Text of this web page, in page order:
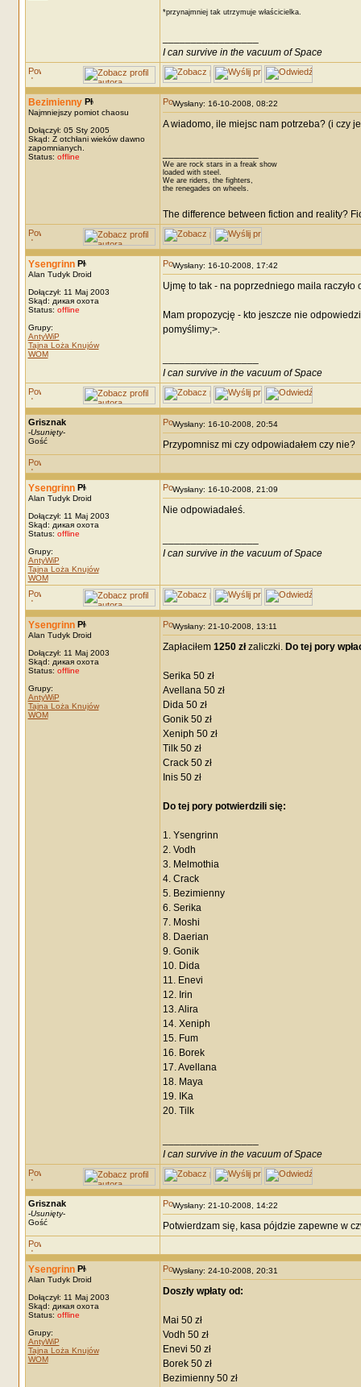
*przynajmniej tak utrzymuje właścicielka.
I can survive in the vacuum of Space
Bezimienny
Najmniejszy pomiot chaosu
Dołączył: 05 Sty 2005
Skąd: Z otchłani wieków dawno
zapomnianych.
Status: offline
Wysłany: 16-10-2008, 08:22
A wiadomo, ile miejsc nam potrzeba? (i czy
We are rock stars in a freak show
loaded with steel.
We are riders, the fighters,
the renegades on wheels.
The difference between fiction and reality?
Ysengrinn
Alan Tudyk Droid
Dołączył: 11 Maj 2003
Skąd: дикая охота
Status: offline
Grupy:
AntyWiP
Tajna Loża Knujów
WOM
Wysłany: 16-10-2008, 17:42
Ujmę to tak - na poprzedniego maila
Mam propozycję - kto jeszcze nie
pomyślimy;>.
I can survive in the vacuum of Space
Grisznak
-Usunięty-
Gość
Wysłany: 16-10-2008, 20:54
Przypomnisz mi czy odpowiadałem czy nie?
Ysengrinn
Alan Tudyk Droid
Dołączył: 11 Maj 2003
Skąd: дикая охота
Status: offline
Grupy:
AntyWiP
Tajna Loża Knujów
WOM
Wysłany: 16-10-2008, 21:09
Nie odpowiadałeś.
I can survive in the vacuum of Space
Ysengrinn
Alan Tudyk Droid
Dołączył: 11 Maj 2003
Skąd: дикая охота
Status: offline
Grupy:
AntyWiP
Tajna Loża Knujów
WOM
Wysłany: 21-10-2008, 13:11
Zapłaciłem 1250 złzaliczki. Do tej pory
Serika 50 zł
Avellana 50 zł
Dida 50 zł
Gonik 50 zł
Xeniph 50 zł
Tilk 50 zł
Crack 50 zł
Inis 50 zł
Do tej pory potwierdzili się:
1. Ysengrinn
2. Vodh
3. Melmothia
4. Crack
5. Bezimienny
6. Serika
7. Moshi
8. Daerian
9. Gonik
10. Dida
11. Enevi
12. Irin
13. Alira
14. Xeniph
15. Fum
16. Borek
17. Avellana
18. Maya
19. IKa
20. Tilk
I can survive in the vacuum of Space
Grisznak
-Usunięty-
Gość
Wysłany: 21-10-2008, 14:22
Potwierdzam się, kasa pójdzie zapewne w
Ysengrinn
Alan Tudyk Droid
Dołączył: 11 Maj 2003
Skąd: дикая охота
Status: offline
Grupy:
AntyWiP
Tajna Loża Knujów
WOM
Wysłany: 24-10-2008, 20:31
Doszły wpłaty od:
Mai 50 zł
Vodh 50 zł
Enevi 50 zł
Borek 50 zł
Bezimienny 50 zł